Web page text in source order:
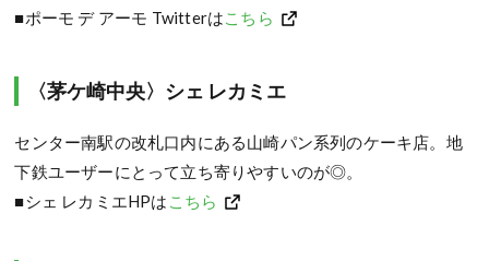
■ポーモ デ アーモ Twitterはこちら
〈茅ケ崎中央〉シェ レカミエ
センター南駅の改札口内にある山崎パン系列のケーキ店。地
下鉄ユーザーにとって立ち寄りやすいのが◎。
■シェ レカミエHPは こちら